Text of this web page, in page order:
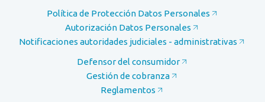
Política de Protección Datos Personales
Autorización Datos Personales
Notificaciones autoridades judiciales - administrativas
Defensor del consumidor
Gestión de cobranza
Reglamentos